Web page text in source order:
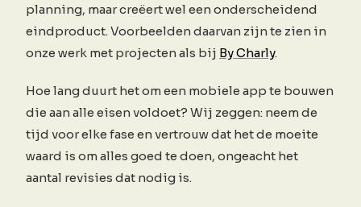
planning, maar creëert wel een onderscheidend
eindproduct. Voorbeelden daarvan zijn te zien in
onze werk met projecten als bij By Charly.
Hoe lang duurt het om een mobiele app te bouwen
die aan alle eisen voldoet? Wij zeggen: neem de
tijd voor elke fase en vertrouw dat het de moeite
waard is om alles goed te doen, ongeacht het
aantal revisies dat nodig is.